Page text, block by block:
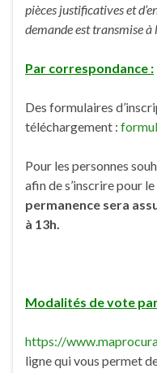
pièces justificatives et
demande est transmise à
Par correspondance :
Des formulaires
téléchargement :
Pour les personnes
afin de s’inscrire pour
permanence sera
à 13h.
Modalités de vote
https://
ligne qui vous permet